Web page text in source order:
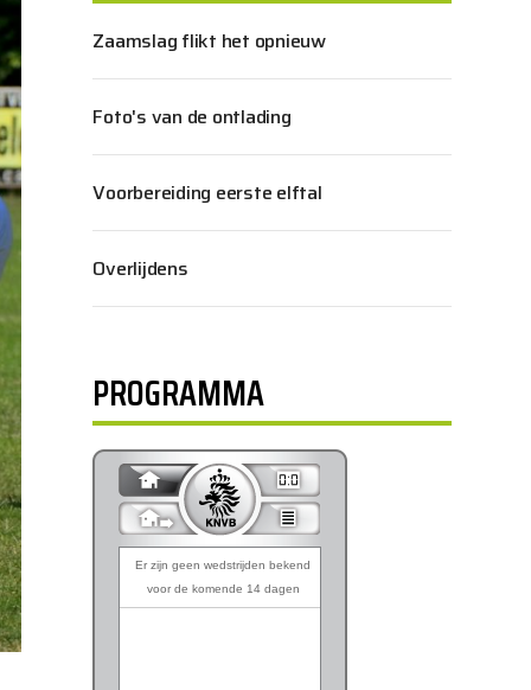
Zaamslag flikt het opnieuw
Foto's van de ontlading
Voorbereiding eerste elftal
Overlijdens
PROGRAMMA